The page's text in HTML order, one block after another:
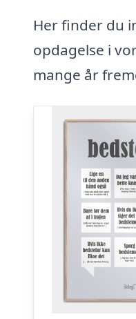
Her finder du
opdagelse i
mange år